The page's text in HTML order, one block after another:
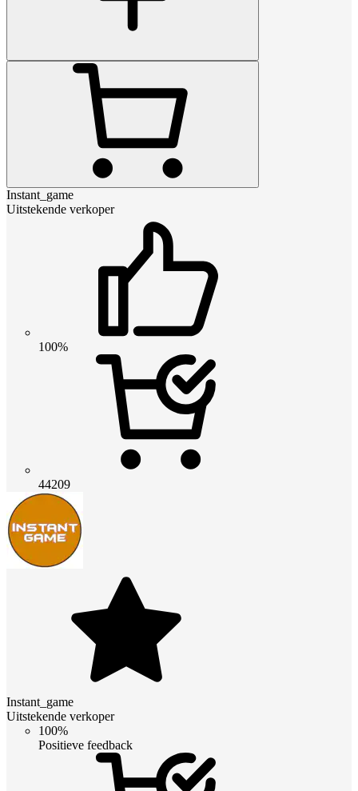
Instant_game
Uitstekende verkoper
100%
44209
Instant_game
Uitstekende verkoper
100%
Positieve feedback